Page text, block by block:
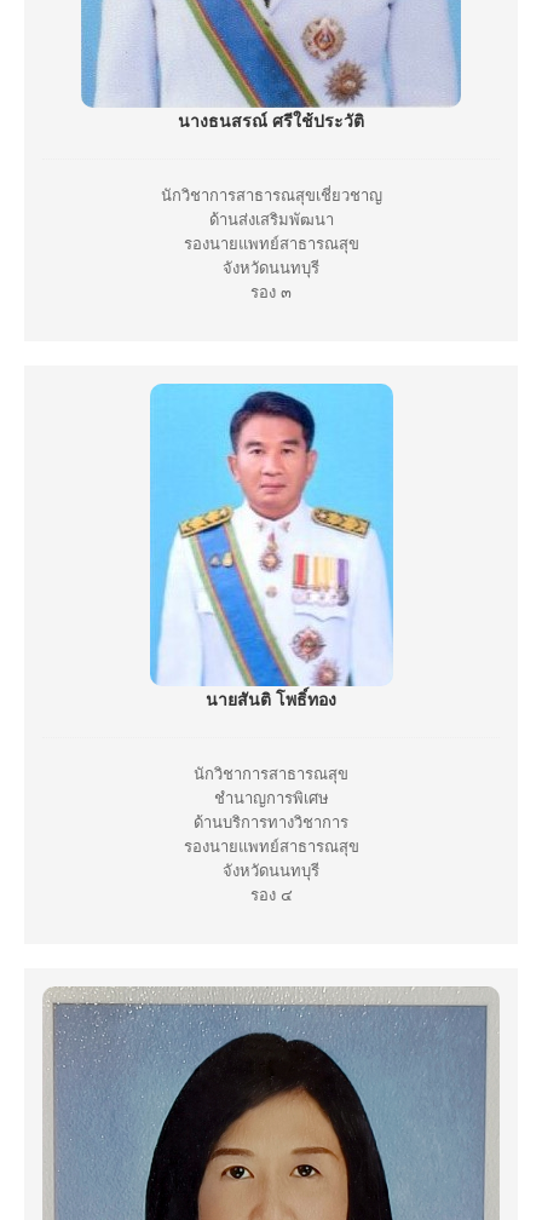
นางธนสรณ์ ศรีใช้ประวัติ
นักวิชาการสาธารณสุขเชี่ยวชาญ
ด้านส่งเสริมพัฒนา
รองนายแพทย์สาธารณสุข
จังหวัดนนทบุรี
รอง ๓
นายสันติ โพธิ์ทอง
นักวิชาการสาธารณสุข
ชำนาญการพิเศษ
ด้านบริการทางวิชาการ
รองนายแพทย์สาธารณสุข
จังหวัดนนทบุรี
รอง ๔